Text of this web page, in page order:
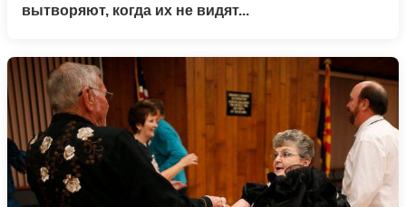
вытворяют, когда их не видят...